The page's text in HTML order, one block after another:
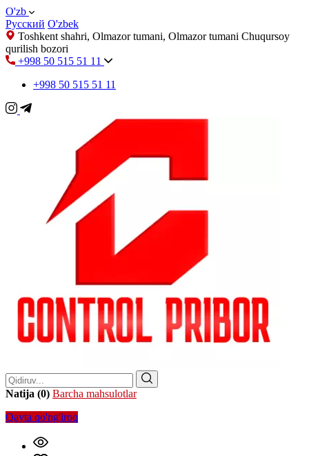
O'zb
Русский O'zbek
Toshkent shahri, Olmazor tumani, Olmazor tumani Chuqursoy
qurilish bozori
+998 50 515 51 11
+998 50 515 51 11
Natija (0) Barcha mahsulotlar
Qayta qo'ng'iroq